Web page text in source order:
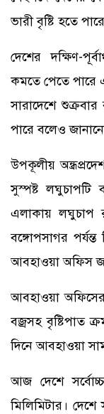
ভারী বৃষ্টি হতে
দেশের দক্ষিণ-
কমতে পেতে পারে
সারাদেশে
পারে বলেও
উপকূলীয়
সুস্পষ্ট লঘুচাপটি
এলাকায় লঘুচাপ
বঙ্গোপসাগর
আবহাওয়া অফিস
আবহাওয়া
বজ্রসহ বৃষ্টিপাত
দিনে আবহাওয়া
আজ দেশে
মিলিমিটার। দেশে